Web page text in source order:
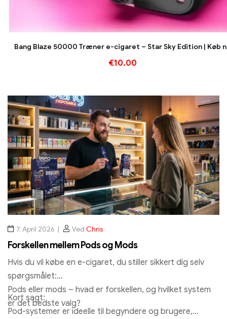
Bang Blaze 50000 Træner e-cigaret – Star Sky Edition | Køb
€10.00
7. April 2026 Ved Chris
Forskellen mellem Pods og Mods
Hvis du vil købe en e-cigaret, du stiller sikkert dig selv
spørgsmålet:
Pods eller mods – hvad er forskellen, og hvilket system
er det bedste valg?
Kort sagt:
Pod-systemer er ideelle til begyndere og brugere,